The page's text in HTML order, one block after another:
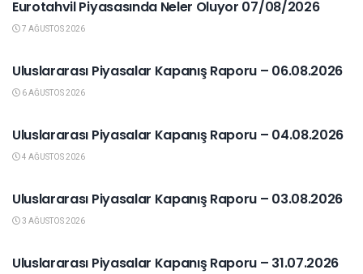
Eurotahvil Piyasasında Neler Oluyor 07/08/2026
7 AĞUSTOS 2026
Uluslararası Piyasalar Kapanış Raporu – 06.08.2026
6 AĞUSTOS 2026
Uluslararası Piyasalar Kapanış Raporu – 04.08.2026
4 AĞUSTOS 2026
Uluslararası Piyasalar Kapanış Raporu – 03.08.2026
3 AĞUSTOS 2026
Uluslararası Piyasalar Kapanış Raporu – 31.07.2026